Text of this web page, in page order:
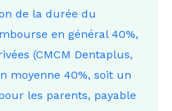
de la durée du
en général 40%,
(CMCM Dentaplus,
moyenne 40%, soit un
les parents, payable